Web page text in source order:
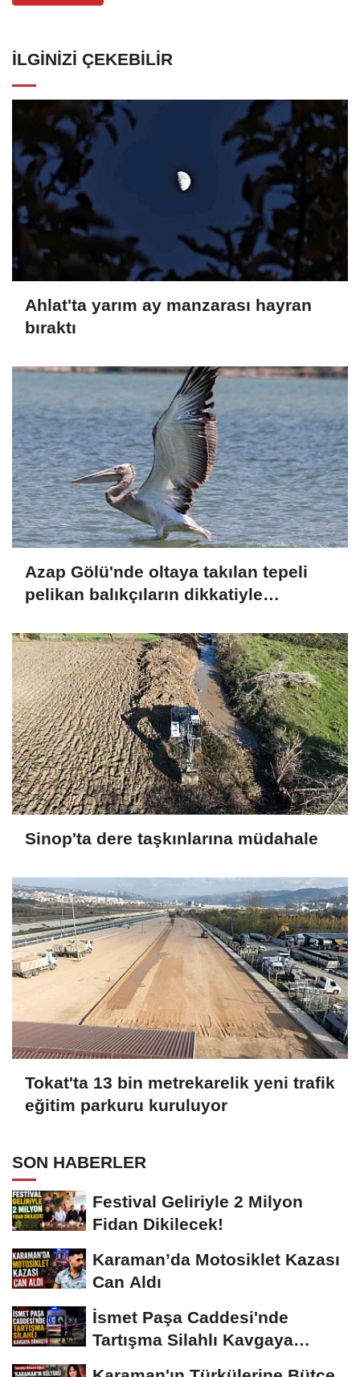
İLGINIZI ÇEKEBILIR
Ahlat'ta yarım ay manzarası hayran
bıraktı
Azap Gölü'nde oltaya takılan tepeli
pelikan balıkçıların dikkatiyle
Sinop'ta dere taşkınlarına müdahale
Tokat'ta 13 bin metrekarelik yeni trafik
eğitim parkuru kuruluyor
SON HABERLER
Festival Geliriyle 2 Milyon
Fidan Dikilecek!
Karaman’da Motosiklet Kazası
Can Aldı
İsmet Paşa Caddesi'nde
Tartışma Silahlı Kavgaya